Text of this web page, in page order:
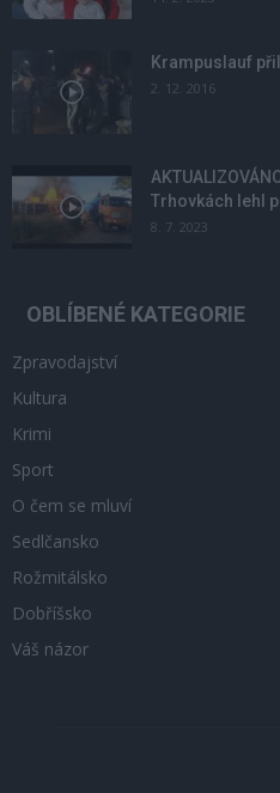
Krampuslauf
2. 12. 2016
Trhovkách lehl
8. 7. 2023
OBLÍBENÉ KATEGORIE
Zpravodajství
Kultura
Krimi
Sport
O čem se mluví
Sedlčansko
Rožmitálsko
Dobříšsko
Váš názor